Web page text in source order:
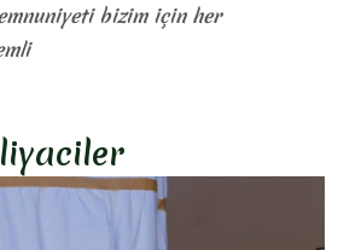
bizim için her